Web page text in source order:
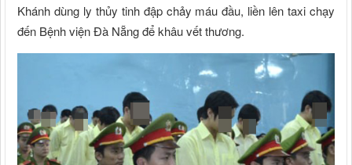
Khánh dùng ly thủy tinh đập chảy máu đầu, liền lên taxi chạy
đến Bệnh viện Đà Nẵng để khâu vết thương.